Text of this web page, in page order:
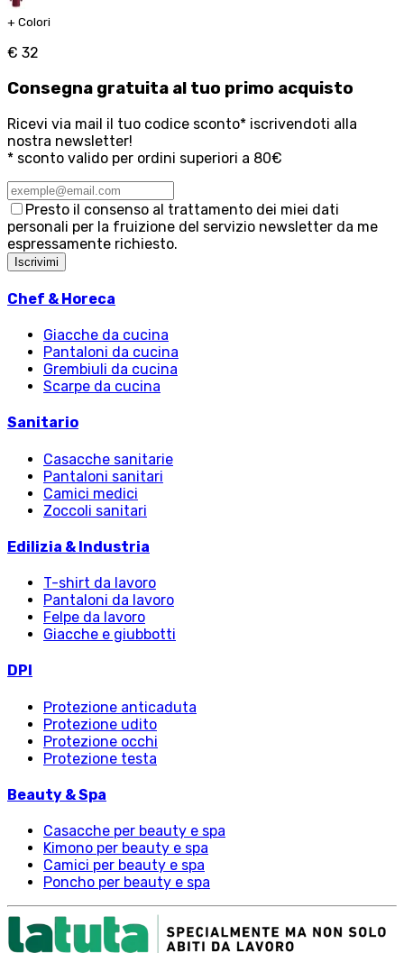
+ Colori
€ 32
Consegna gratuita al tuo primo acquisto
Ricevi via mail il tuo codice sconto* iscrivendoti alla
nostra newsletter!
* sconto valido per ordini superiori a 80€
Presto il consenso al trattamento dei miei dati
personali per la fruizione del servizio newsletter da me
espressamente richiesto.
Iscrivimi
Chef & Horeca
Giacche da cucina
Pantaloni da cucina
Grembiuli da cucina
Scarpe da cucina
Sanitario
Casacche sanitarie
Pantaloni sanitari
Camici medici
Zoccoli sanitari
Edilizia & Industria
T-shirt da lavoro
Pantaloni da lavoro
Felpe da lavoro
Giacche e giubbotti
DPI
Protezione anticaduta
Protezione udito
Protezione occhi
Protezione testa
Beauty & Spa
Casacche per beauty e spa
Kimono per beauty e spa
Camici per beauty e spa
Poncho per beauty e spa